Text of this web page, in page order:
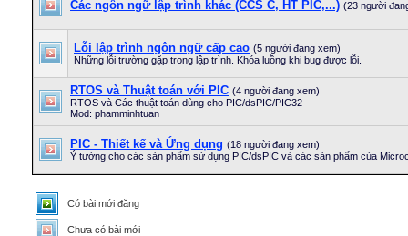
Các ngôn ngữ lập trình khác (CCS C, HT PIC,...) (23 người
Lỗi lập trình ngôn ngữ cấp cao (5 người đang xem)
Những lỗi trường gặp trong lập trình. Khóa luồng khi bug được lỗi.
RTOS và Thuật toán với PIC (4 người đang xem)
RTOS và Các thuật toán dùng cho PIC/dsPIC/PIC32
Mod: phamminhtuan
PIC - Thiết kế và Ứng dụng (18 người đang xem)
Ý tưởng cho các sản phẩm sử dụng PIC/dsPIC và các sản phẩm của
Có bài mới đăng
Chưa có bài mới